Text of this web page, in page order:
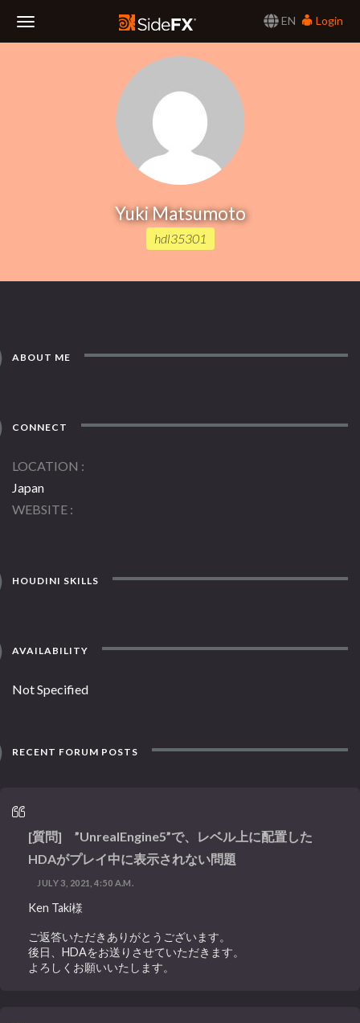
EN
Login
Yuki Matsumoto
hdl35301
ABOUT ME
CONNECT
LOCATION
Japan
WEBSITE
HOUDINI SKILLS
AVAILABILITY
Not Specified
RECENT FORUM POSTS
[質問] ”UnrealEngine5”で、レベル上に配置した
HDAがプレイ中に表示されない問題
JULY 3, 2021, 4:50 A.M.
Ken Taki様
ご返答いただきありがとうございます。
後日、HDAをお送りさせていただきます。
よろしくお願いいたします。